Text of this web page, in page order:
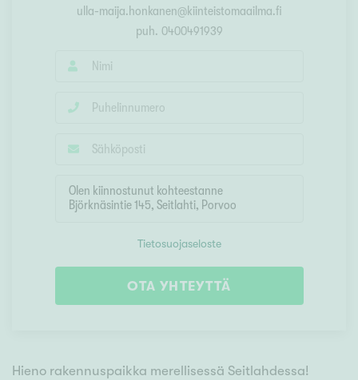
ulla-maija.honkanen@kiinteistomaailma.fi
puh. 0400491939
Tietosuojaseloste
OTA YHTEYTTÄ
Hieno rakennuspaikka merellisessä Seitlahdessa!